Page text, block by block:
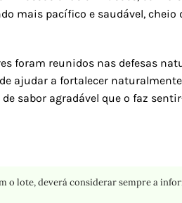
mais pacífico e saudável, cheio
foram reunidos nas defesas
ajudar a fortalecer
sabor agradável que o faz
lote, deverá considerar sempre a